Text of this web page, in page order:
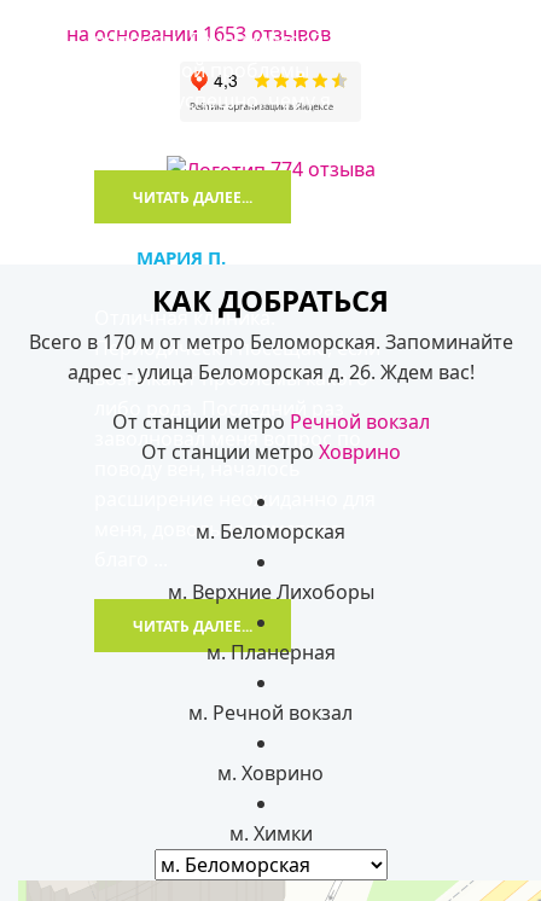
вопросы. Лечение моей
деликатной проблемы
прошло успешно, чему я
ЧИТАТЬ ДАЛЕЕ...
МАРИЯ П.
Отличная клиника.
Периодически посещаю, если
возникают проблемы какого-
либо рода. Последний раз
заволновал меня вопрос по
поводу вен, началось
расширение неожиданно для
меня, довольно заметное,
ЧИТАТЬ ДАЛЕЕ...
на основании 1653 отзывов
774 отзыва
КАК ДОБРАТЬСЯ
Всего в 170 м от метро Беломорская. Запоминайте
адрес - улица Беломорская д. 26. Ждем вас!
От станции метро Речной вокзал
От станции метро Ховрино
м. Беломорская
м. Верхние Лихоборы
м. Планерная
м. Речной вокзал
м. Ховрино
м. Химки